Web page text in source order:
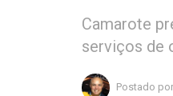
Camarote
serviços de
Postado por